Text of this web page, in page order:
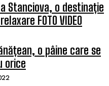
Stanciova, o destinație
FOTO VIDEO
o pâine care se
orice